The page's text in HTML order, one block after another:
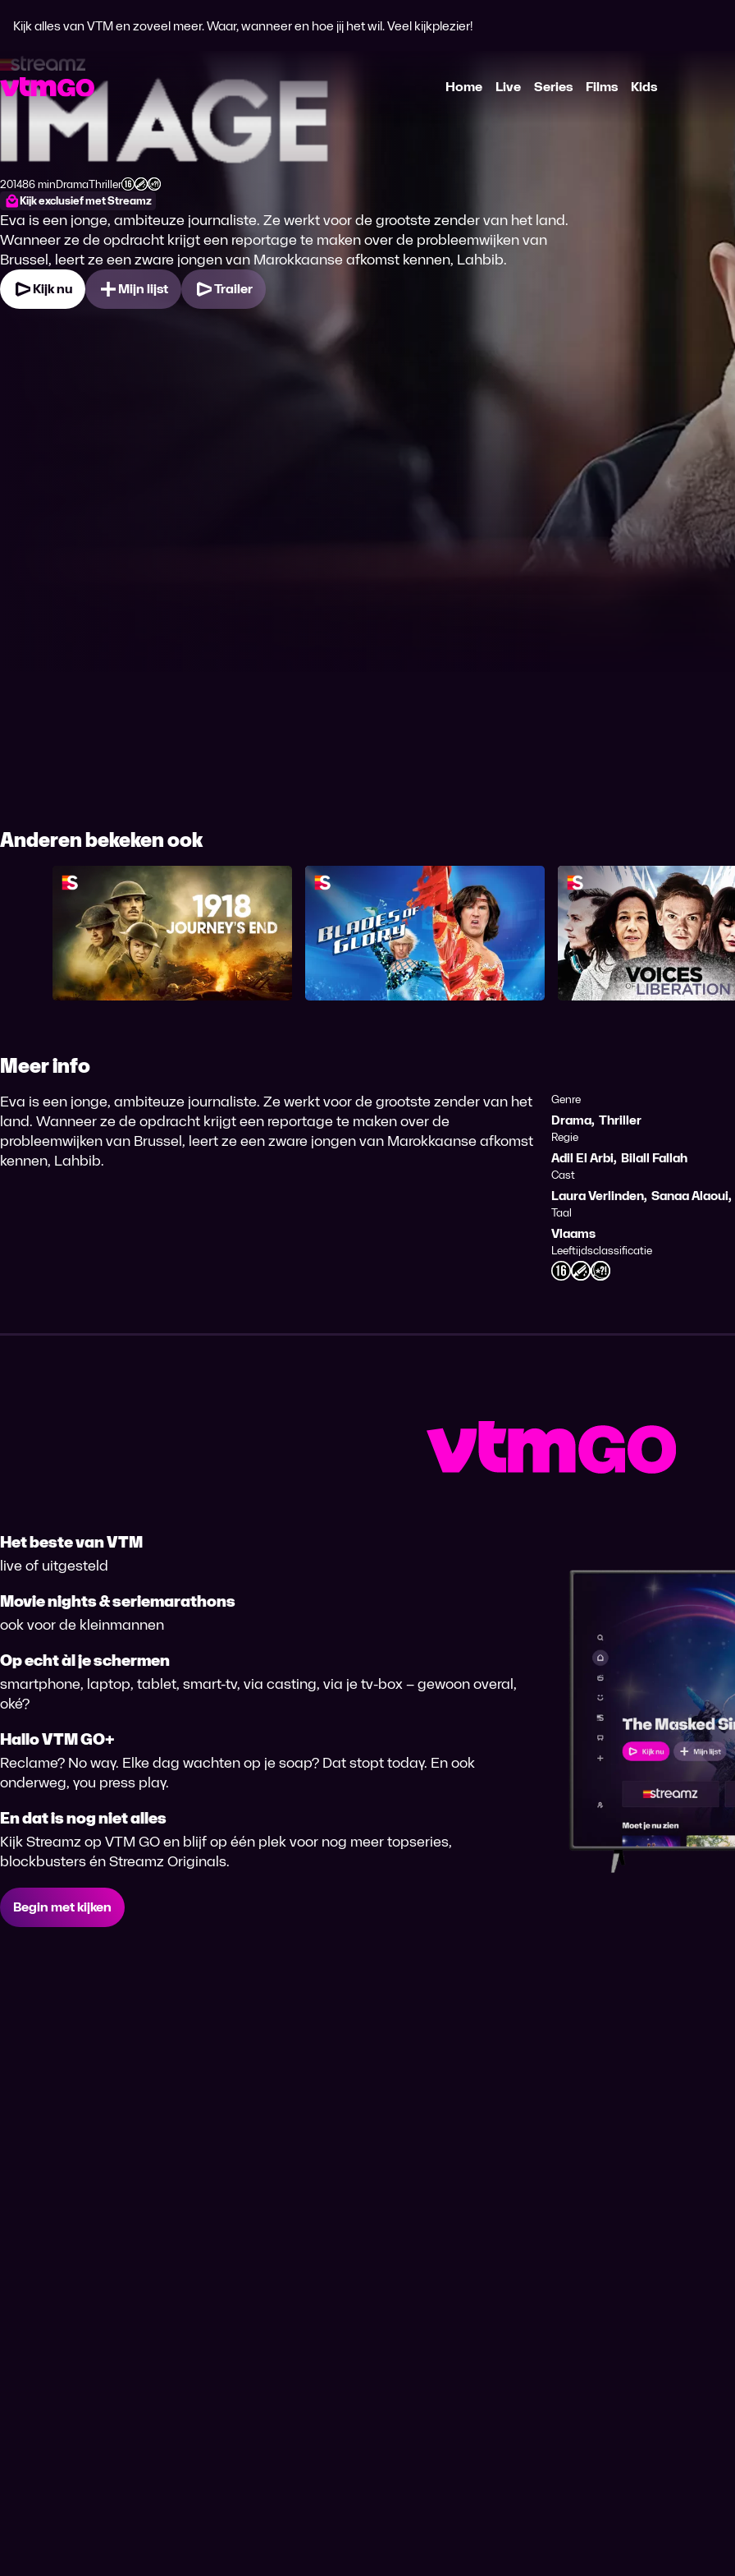
Kijk alles van VTM en zoveel meer. Waar, wanneer en hoe jij het wil. Veel kijkplezier!
Home Live Series Films Kids
Image
Productiejaar
2014
Tijdsduur
86 min
Genre
Drama
Genre
Thriller
Leeftijdsclassificatie
Kijk exclusief met Streamz
Eva is een jonge, ambiteuze journaliste. Ze werkt voor de grootste zender van het land.
Wanneer ze de opdracht krijgt een reportage te maken over de probleemwijken van
Brussel, leert ze een zware jongen van Marokkaanse afkomst kennen, Lahbib.
Kijk nu Mijn lijst Trailer
Anderen bekeken ook
1918: Journey's End Blades of Glory Voices of
Meer info
Eva is een jonge, ambiteuze journaliste. Ze werkt voor de grootste zender van het
land. Wanneer ze de opdracht krijgt een reportage te maken over de
probleemwijken van Brussel, leert ze een zware jongen van Marokkaanse afkomst
kennen, Lahbib.
Genre
Drama, Thriller
Regie
Adil El Arbi, Bilall Fallah
Cast
Laura Verlinden, Sanaa Alaoui,
Taal
Vlaams
Leeftijdsclassificatie
Het beste van VTM
live of uitgesteld
Movie nights & seriemarathons
ook voor de kleinmannen
Op echt àl je schermen
smartphone, laptop, tablet, smart-tv, via casting, via je tv-box – gewoon overal,
oké?
Hallo VTM GO+
Reclame? No way. Elke dag wachten op je soap? Dat stopt today. En ook
onderweg, you press play.
En dat is nog niet alles
Kijk Streamz op VTM GO en blijf op één plek voor nog meer topseries,
blockbusters én Streamz Originals.
Begin met kijken